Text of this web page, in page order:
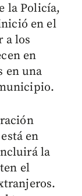
la Policía,
en el
a los
en
en una
en
la
el